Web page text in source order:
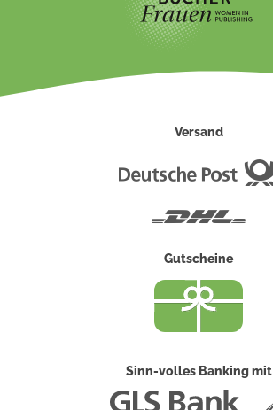
Versand
Gutscheine
Sinn-volles Banking mit